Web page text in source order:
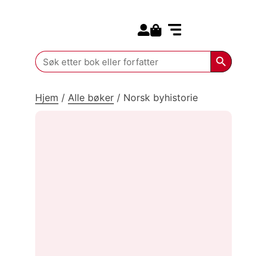
Search
for:
Search
Hjem / Alle bøker / Norsk byhistorie